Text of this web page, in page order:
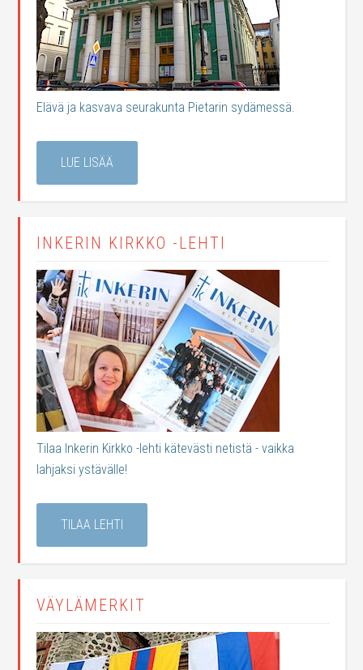
Elävä ja kasvava seurakunta Pietarin sydämessä.
LUE LISÄÄ
INKERIN KIRKKO -LEHTI
Tilaa Inkerin Kirkko -lehti kätevästi netistä - vaikka
lahjaksi ystävälle!
TILAA LEHTI
VÄYLÄMERKIT